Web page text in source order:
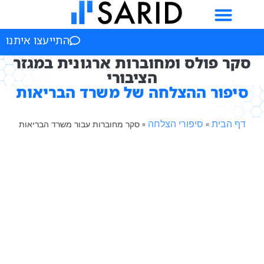
התייעצו איתנו
ומחוברות ארגונית במגזר
הציבורי
ההצלחה של משרד הבריאות
»סיפורי הצלחה» סקר מחוברות עבור משרד הבריאות